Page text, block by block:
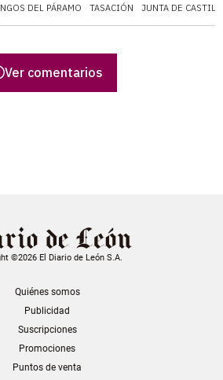
DEL PÁRAMO TASACIÓN JUNTA DE
Ver comentarios
©2026 El Diario de León S.A.
Quiénes somos
Publicidad
Suscripciones
Promociones
Puntos de venta